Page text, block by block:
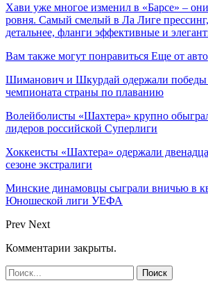
Хави уже многое изменил в «Барсе» –
ровня. Самый смелый в Ла Лиге
детальнее, фланги эффективные и
Вам также могут понравиться Еще от
Шиманович и Шкурдай одержали победы
чемпионата страны по плаванию
Волейболисты «Шахтера» крупно
лидеров российской Суперлиги
Хоккеисты «Шахтера» одержали
сезоне экстралиги
Минские динамовцы сыграли вничью в
Юношеской лиги УЕФА
Prev Next
Комментарии закрыты.